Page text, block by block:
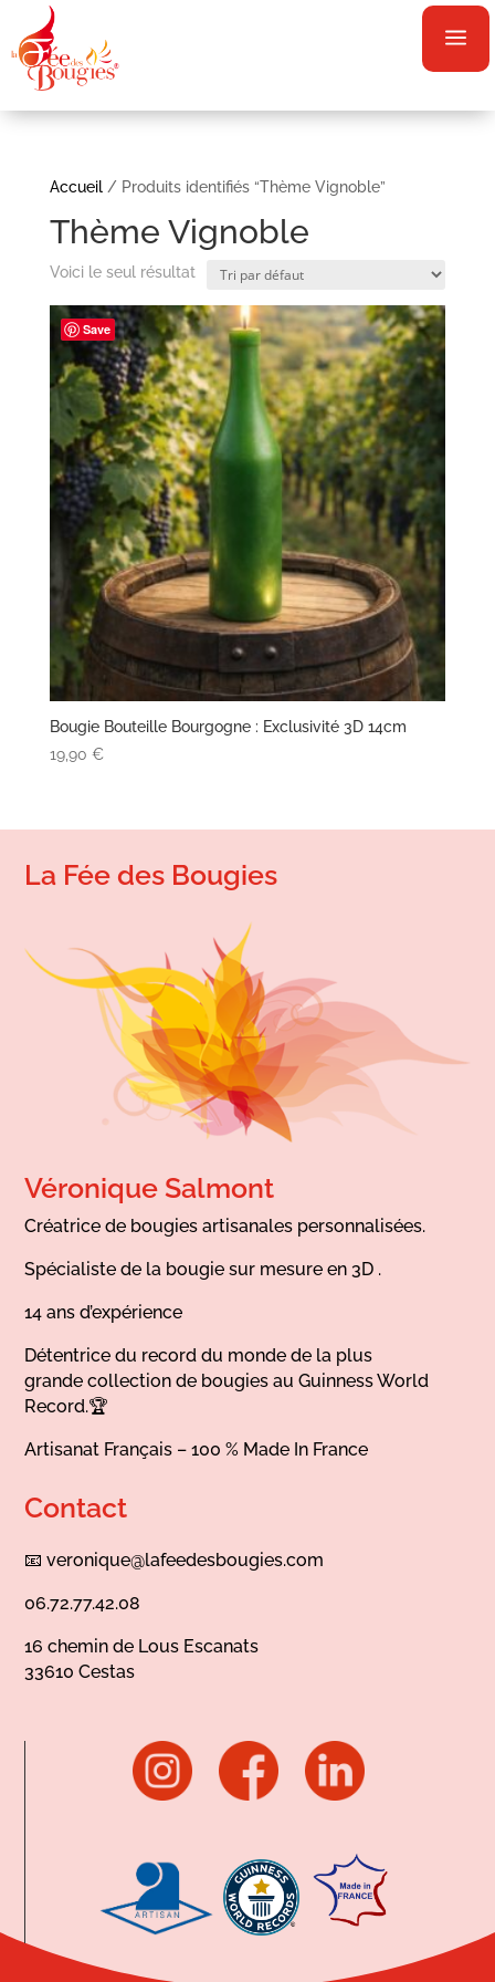
a
Accueil/ Produits identifiés “Thème Vignoble”
Thème Vignoble
Voici le seul résultat
Save
Bougie Bouteille Bourgogne : Exclusivité 3D 14cm
19,90 €
La Fée des Bougies
Véronique Salmont
Créatrice de bougies artisanales personnalisées.
Spécialiste de la bougie sur mesure en 3D .
14 ans d’expérience
Détentrice du record du monde de la plus
grande collection de bougies au Guinness World
Record.🏆
Artisanat Français – 100 % Made In France
Contact
📧veronique@lafeedesbougies.com
06.72.77.42.08
16 chemin de Lous Escanats
33610 Cestas